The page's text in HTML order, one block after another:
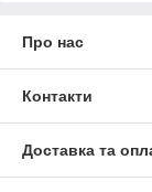
Про нас
Контакти
Доставка та